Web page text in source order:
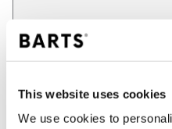
This website uses cookies
We use cookies to